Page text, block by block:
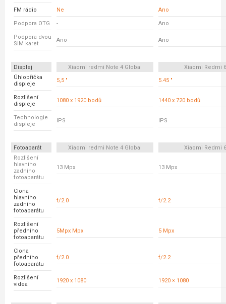
FM rádio Ne Ano
Podpora OTG - Ano
Podpora dvou
SIM karet
Ano Ano
Displej Xiaomi redmi Note 4 Global
Xiaomi Redmi
Úhlopříčka
displeje
5,5 " 5.45 "
Rozlišení
displeje
1080 x 1920 bodů 1440 x 720 bodů
Technologie
displeje
IPS IPS
Fotoaparát Xiaomi redmi Note 4 Global
Xiaomi Redmi
Rozlišení
hlavního
zadního
fotoaparátu
13 Mpx 13 Mpx
Clona
hlavního
zadního
fotoaparátu
f/2.0 f/2.2
Rozlišení
předního
fotoaparátu
5Mpx Mpx 5 Mpx
Clona
předního
fotoaparátu
f/2.0 f/2.2
Rozlišení
videa
1920 x 1080 1920 × 1080